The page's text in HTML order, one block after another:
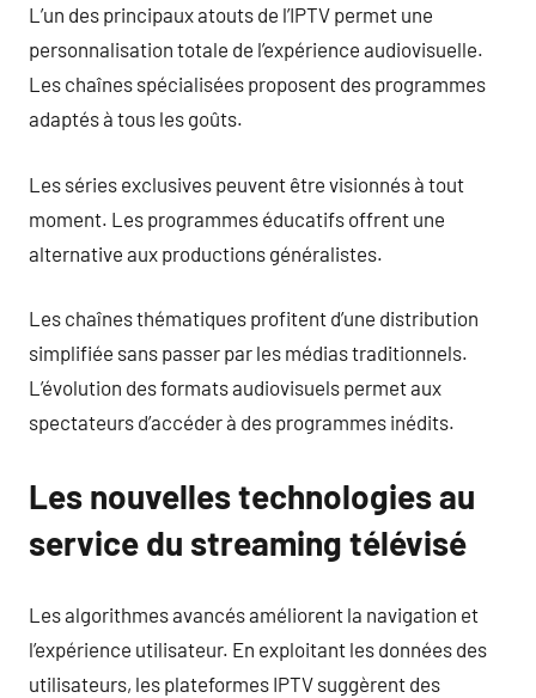
L’un des principaux atouts de l’IPTV permet une
personnalisation totale de l’expérience audiovisuelle.
Les chaînes spécialisées proposent des programmes
adaptés à tous les goûts.
Les séries exclusives peuvent être visionnés à tout
moment. Les programmes éducatifs offrent une
alternative aux productions généralistes.
Les chaînes thématiques profitent d’une distribution
simplifiée sans passer par les médias traditionnels.
L’évolution des formats audiovisuels permet aux
spectateurs d’accéder à des programmes inédits.
Les nouvelles technologies au
service du streaming télévisé
Les algorithmes avancés améliorent la navigation et
l’expérience utilisateur. En exploitant les données des
utilisateurs, les plateformes IPTV suggèrent des